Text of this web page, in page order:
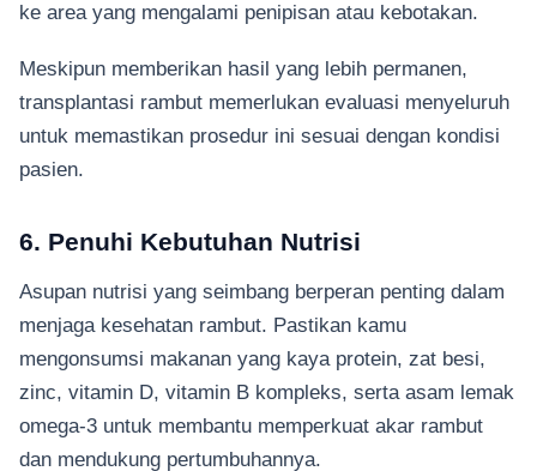
ke area yang mengalami penipisan atau kebotakan.
Meskipun memberikan hasil yang lebih permanen,
transplantasi rambut memerlukan evaluasi menyeluruh
untuk memastikan prosedur ini sesuai dengan kondisi
pasien.
6. Penuhi Kebutuhan Nutrisi
Asupan nutrisi yang seimbang berperan penting dalam
menjaga kesehatan rambut. Pastikan kamu
mengonsumsi makanan yang kaya protein, zat besi,
zinc, vitamin D, vitamin B kompleks, serta asam lemak
omega-3 untuk membantu memperkuat akar rambut
dan mendukung pertumbuhannya.